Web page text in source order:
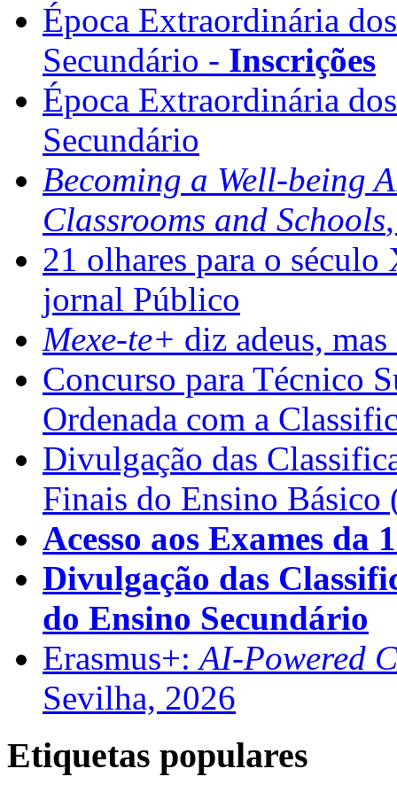
Época Extraordinária
Secundário - Inscrições
Época Extraordinária
Secundário
Becoming a Well-being
Classrooms and Schools
21 olhares para o
jornal Público
Mexe-te+ diz adeus,
Concurso para Técnico
Ordenada com a
Divulgação das
Finais do Ensino Básico
Acesso aos Exames da
Divulgação das
do Ensino Secundário
Erasmus+:AI-Powered
Sevilha, 2026
Etiquetas populares